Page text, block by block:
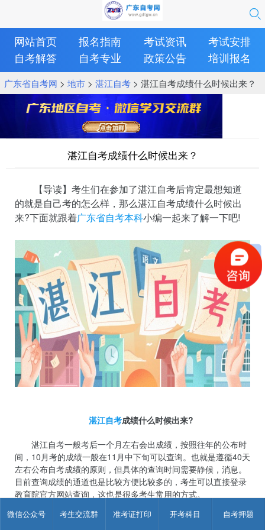
微信公众号 考生交流群 准考证打印 开考科目 自考押题
网站首页 报名指南 考试资讯
考试安排
自考解答
自考专业 政策公告 培训报名
广东省自考网 > 地市> 湛江自考> 湛江自考成绩什么时候出来？
湛江自考成绩什么时候出来？
【导读】考生们在参加了湛江自考后肯定最想知道
的就是自己考的怎么样，那么湛江自考成绩什么时候出
来?下面就跟着广东省自考本科小编一起来了解一下吧!
湛江自考成绩什么时候出来?
湛江自考一般考后一个月左右会出成绩，按照往年的公布时
间，10月考的成绩一般在11月中下旬可以查询。也就是遵循40天
左右公布自考成绩的原则，但具体的查询时间需要静候，消息。
目前查询成绩的通道也是比较方便比较多的，考生可以直接登录
教育院官方网站查询，这也是很多考生常用的方式。
查询湛江自考成绩的渠道